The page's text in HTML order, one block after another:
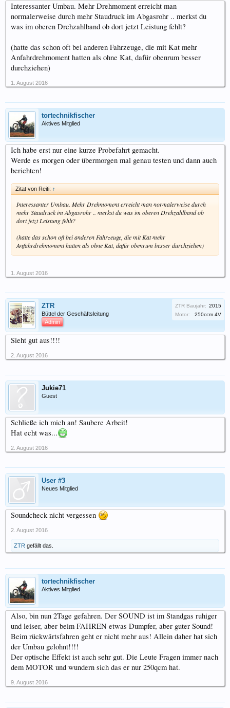
Interessanter Umbau. Mehr Drehmoment erreicht man
normalerweise durch mehr Staudruck im Abgasrohr .. merkst du
was im oberen Drehzahlband ob dort jetzt Leistung fehlt?
(hatte das schon oft bei anderen Fahrzeuge, die mit Kat mehr
Anfahrdrehmoment hatten als ohne Kat, dafür obenrum besser
durchziehen)
1. August 2016
tortechnikfischer
Aktives Mitglied
Ich habe erst nur eine kurze Probefahrt gemacht.
Werde es morgen oder übermorgen mal genau testen und dann auch
berichten!
Zitat von Reiti: ↑
Interessanter Umbau. Mehr Drehmoment erreicht man normalerweise durch
mehr Staudruck im Abgasrohr .. merkst du was im oberen Drehzahlband ob
dort jetzt Leistung fehlt?
(hatte das schon oft bei anderen Fahrzeuge, die mit Kat mehr
Anfahrdrehmoment hatten als ohne Kat, dafür obenrum besser durchziehen)
1. August 2016
ZTR
Büttel der Geschäftsleitung
Admin
ZTR Baujahr: 2015
Motor:
250ccm 4V
Sieht gut aus!!!!
2. August 2016
Jukie71
Guest
Schließe ich mich an! Saubere Arbeit!
Hat echt was...
2. August 2016
User #3
Neues Mitglied
Soundcheck nicht vergessen
2. August 2016
ZTR gefällt das.
tortechnikfischer
Aktives Mitglied
Also, bin nun 2Tage gefahren. Der SOUND ist im Standgas ruhiger
und leiser, aber beim FAHREN etwas Dumpfer, aber guter Sound!
Beim rückwärtsfahren geht er nicht mehr aus! Allein daher hat sich
der Umbau gelohnt!!!!
Der optische Effekt ist auch sehr gut. Die Leute Fragen immer nach
dem MOTOR und wundern sich das er nur 250qcm hat.
9. August 2016